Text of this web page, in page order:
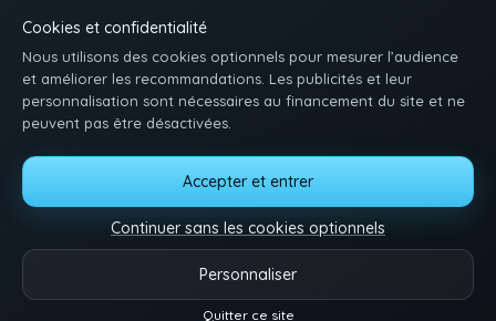
Cookies et confidentialité
Nous utilisons des cookies optionnels pour mesurer l’audience
et améliorer les recommandations. Les publicités et leur
personnalisation sont nécessaires au financement du site et ne
peuvent pas être désactivées.
Accepter et entrer
Continuer sans les cookies optionnels
Personnaliser
Quitter ce site
ACCUEIL INSCRIPTION SE CONNECTER SUPPORT / CONTACT
CONDITIONS D'UTILISATION
DMCA
GÉRER LES COOKIES
Pose-toi et matte des minets qui baisent. Une idée, une envie ? Dis-nous tout.
Reels